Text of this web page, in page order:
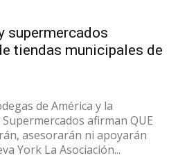
supermercados
tiendas municipales de
de América y la
afirman QUE
asesorarán ni apoyarán
York La Asociación...